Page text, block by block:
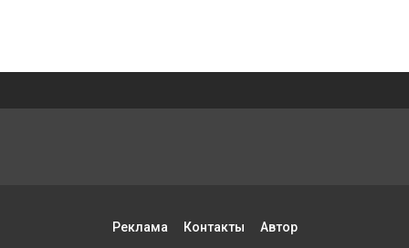
Реклама Контакты Автор